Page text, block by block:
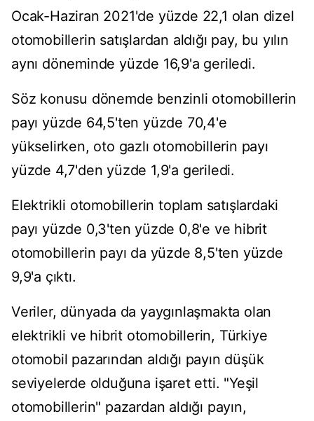
Ocak-Haziran 2021'de yüzde 22,1 olan dizel
otomobillerin satışlardan aldığı pay, bu yılın
aynı döneminde yüzde 16,9'a geriledi.
Söz konusu dönemde benzinli otomobillerin
payı yüzde 64,5'ten yüzde 70,4'e
yükselirken, oto gazlı otomobillerin payı
yüzde 4,7'den yüzde 1,9'a geriledi.
Elektrikli otomobillerin toplam satışlardaki
payı yüzde 0,3'ten yüzde 0,8'e ve hibrit
otomobillerin payı da yüzde 8,5'ten yüzde
9,9'a çıktı.
Veriler, dünyada da yaygınlaşmakta olan
elektrikli ve hibrit otomobillerin, Türkiye
otomobil pazarından aldığı payın düşük
seviyelerde olduğuna işaret etti. "Yeşil
otomobillerin" pazardan aldığı payın,